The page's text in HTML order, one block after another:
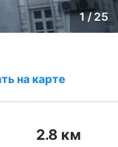
1 / 25
на карте
2.8 км